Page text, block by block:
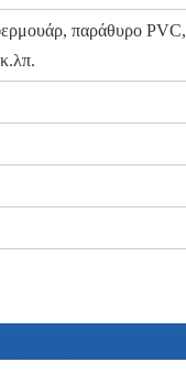
παράθυρο PVC,